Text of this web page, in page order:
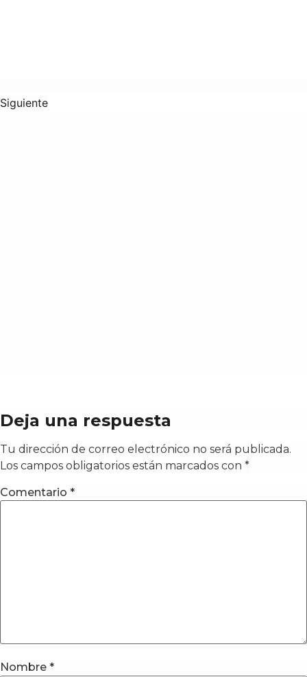
Siguiente
Deja una respuesta
Tu dirección de correo electrónico no será publicada.
Los campos obligatorios están marcados con *
Comentario *
Nombre *